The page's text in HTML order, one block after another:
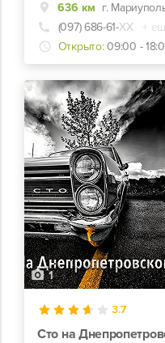
636 км г.
(097) 686-61-ХХ
+
Открыто: 09:00 -
1
3.7
Сто на